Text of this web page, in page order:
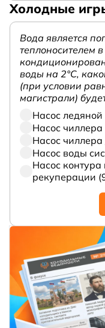
Холодные
Вода является
теплоносителем
воды на 2°С,
(при условии
магистрали)
Насос
Насос чиллера
Насос
Насос воды
Насос
рекуперации